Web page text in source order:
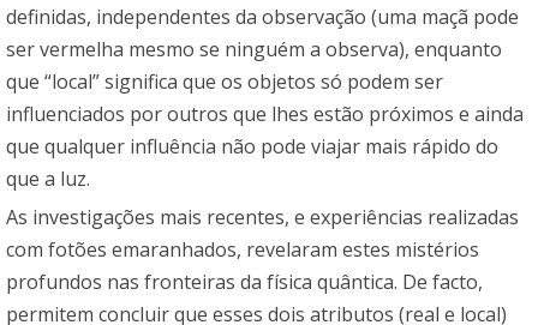
definidas, independentes da observação (uma maçã pode
ser vermelha mesmo se ninguém a observa), enquanto
que “local” significa que os objetos só podem ser
influenciados por outros que lhes estão próximos e ainda
que qualquer influência não pode viajar mais rápido do
que a luz.
As investigações mais recentes, e experiências realizadas
com fotões emaranhados, revelaram estes mistérios
profundos nas fronteiras da física quântica. De facto,
permitem concluir que esses dois atributos (real e local)